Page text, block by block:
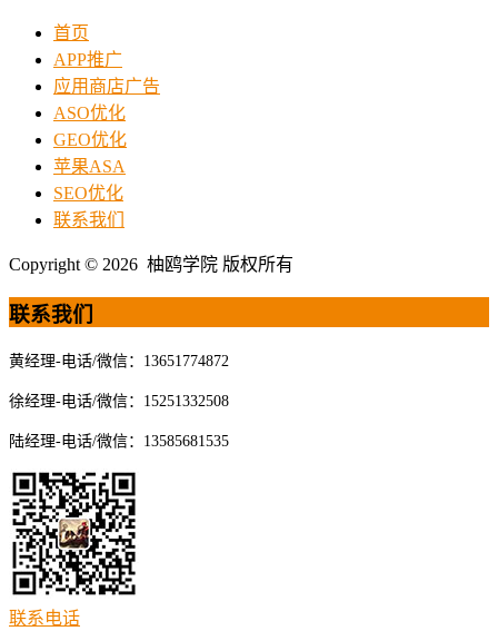
首页
APP推广
应用商店广告
ASO优化
GEO优化
苹果ASA
SEO优化
联系我们
Copyright © 2026 柚鸥学院 版权所有
联系我们
黄经理-电话/微信：13651774872
徐经理-电话/微信：15251332508
陆经理-电话/微信：13585681535
联系电话